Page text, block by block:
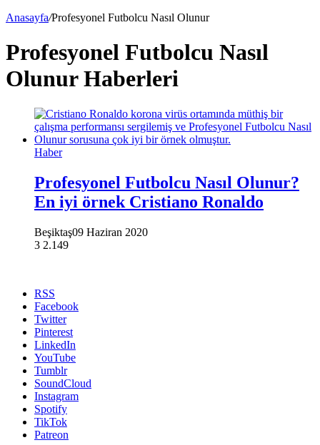
Anasayfa/Profesyonel Futbolcu Nasıl Olunur
Profesyonel Futbolcu Nasıl
Olunur Haberleri
Haber
Profesyonel Futbolcu Nasıl Olunur?
En iyi örnek Cristiano Ronaldo
Beşiktaş09 Haziran 2020
3 2.149
RSS
Facebook
Twitter
Pinterest
LinkedIn
YouTube
Tumblr
SoundCloud
Instagram
Spotify
TikTok
Patreon